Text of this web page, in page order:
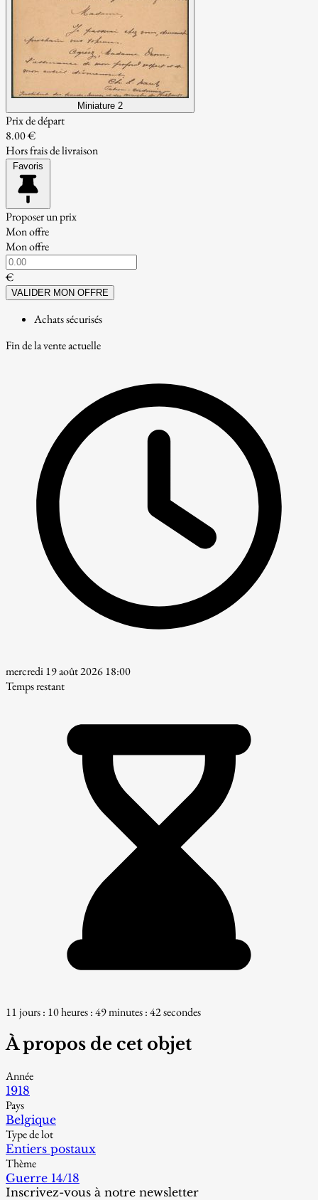
Miniature 2
Prix de départ
8.00 €
Hors frais de livraison
Favoris
Proposer un prix
Mon offre
Mon offre
€
VALIDER MON OFFRE
Achats sécurisés
Fin de la vente actuelle
mercredi 19 août 2026 18:00
Temps restant
11 jours : 10 heures : 49 minutes : 41 secondes
À propos de cet objet
Année
1918
Pays
Belgique
Type de lot
Entiers postaux
Thème
Guerre 14/18
Inscrivez-vous à notre newsletter